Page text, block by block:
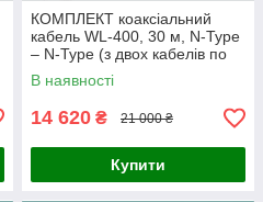
КОМПЛЕКТ коаксіальний
кабель WL-400, 30 м, N-Type
– N-Type (з двох кабелів по
30 метрів)
В наявності
14 620 ₴ 21 000 ₴
Купити